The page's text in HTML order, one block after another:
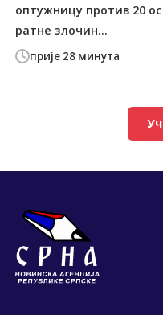
прије 28 минута
оптужницу против 20
ратне злочин...